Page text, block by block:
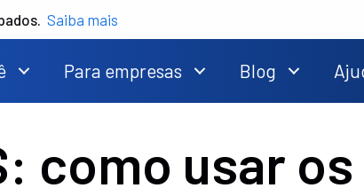
Saiba mais
Para empresas Blog
como usar os